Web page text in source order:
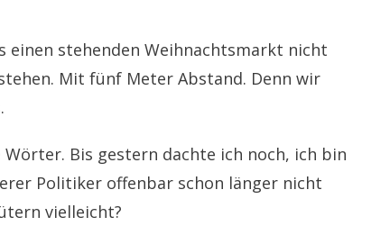
einen stehenden Weihnachtsmarkt nicht
Mit fünf Meter Abstand. Denn wir
Bis gestern dachte ich noch, ich bin
Politiker offenbar schon länger nicht
vielleicht?